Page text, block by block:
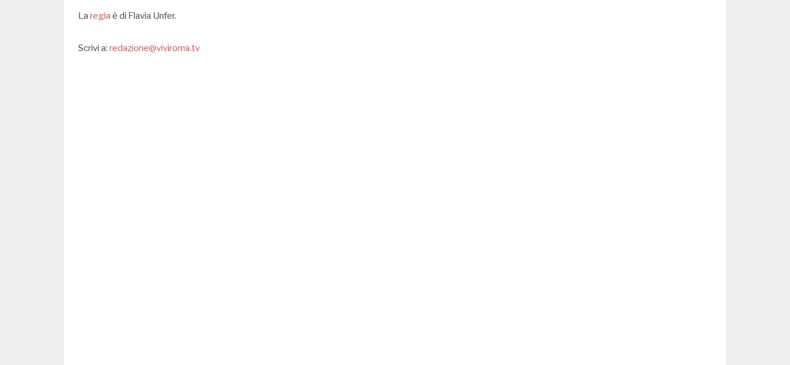
La regia è di Flavia Unfer.
Scrivi a: redazione@viviroma.tv